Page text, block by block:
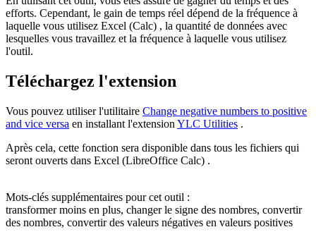
efforts. Cependant, le gain de temps réel dépend de la fréquence à
laquelle vous utilisez Excel (Calc) , la quantité de données avec
lesquelles vous travaillez et la fréquence à laquelle vous utilisez
l'outil.
Téléchargez l'extension
Vous pouvez utiliser l'utilitaire Change negative numbers to positive
and vice versa en installant l'extension YLC Utilities .
Après cela, cette fonction sera disponible dans tous les fichiers qui
seront ouverts dans Excel (LibreOffice Calc) .
Mots-clés supplémentaires pour cet outil :
transformer moins en plus, changer le signe des nombres, convertir
des nombres, convertir des valeurs négatives en valeurs positives